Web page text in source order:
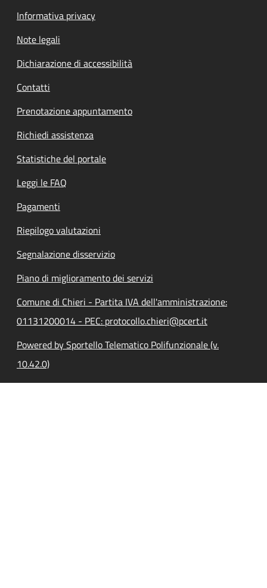
Informativa privacy
Note legali
Dichiarazione di accessibilità
Contatti
Prenotazione appuntamento
Richiedi assistenza
Statistiche del portale
Leggi le FAQ
Pagamenti
Riepilogo valutazioni
Segnalazione disservizio
Piano di miglioramento dei servizi
Comune di Chieri - Partita IVA dell'amministrazione:
01131200014 - PEC: protocollo.chieri@pcert.it
Powered by Sportello Telematico Polifunzionale (v.
10.42.0)